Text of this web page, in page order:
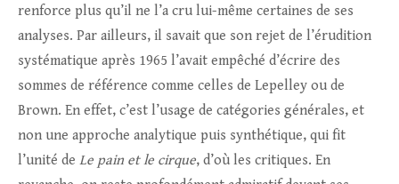
renforce plus qu’il ne l’a cru lui-même certaines de ses
analyses. Par ailleurs, il savait que son rejet de l’érudition
systématique après 1965 l’avait empêché d’écrire des
sommes de référence comme celles de Lepelley ou de
Brown. En effet, c’est l’usage de catégories générales, et
non une approche analytique puis synthétique, qui fit
l’unité de Le pain et le cirque, d’où les critiques. En